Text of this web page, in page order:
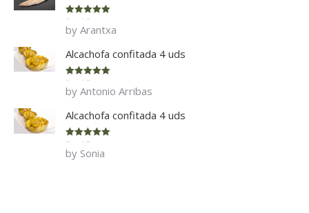
Rated 5
of 5
by Arantxa
Alcachofa confitada 4 uds
Rated 5
of 5
by Antonio Arribas
Alcachofa confitada 4 uds
Rated 5
of 5
by Sonia